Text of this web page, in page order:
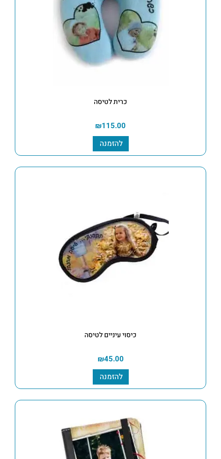
כרית לטיסה
₪115.00
להזמנה
כיסוי עיניים לטיסה
₪45.00
להזמנה